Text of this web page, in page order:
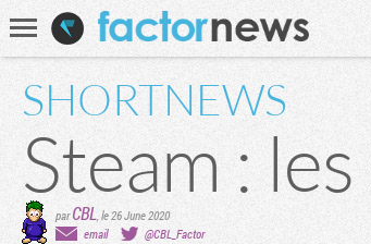
Recherche
SHORTNEWS
Steam :
parCBL le 26 June 2020
email
@CBL_Factor